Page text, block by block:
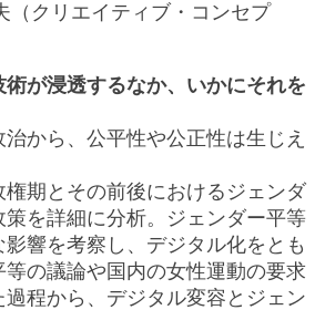
（クリエイティブ・コンセプ
が浸透するなか、いかにそれを
から、公平性や公正性は生じえ
権期とその前後におけるジェンダ
を詳細に分析。ジェンダー平等
響を考察し、デジタル化をとも
の議論や国内の女性運動の要求
程から、デジタル変容とジェン